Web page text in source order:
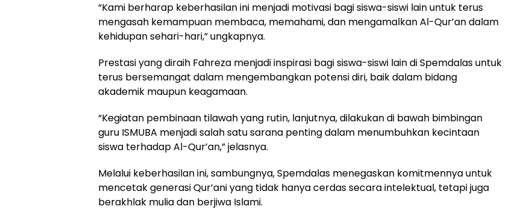
“Kami berharap keberhasilan ini menjadi motivasi bagi siswa-siswi lain untuk terus
mengasah kemampuan membaca, memahami, dan mengamalkan Al-Qur’an dalam
kehidupan sehari-hari,” ungkapnya.
Prestasi yang diraih Fahreza menjadi inspirasi bagi siswa-siswi lain di Spemdalas untuk
terus bersemangat dalam mengembangkan potensi diri, baik dalam bidang
akademik maupun keagamaan.
“Kegiatan pembinaan tilawah yang rutin, lanjutnya, dilakukan di bawah bimbingan
guru ISMUBA menjadi salah satu sarana penting dalam menumbuhkan kecintaan
siswa terhadap Al-Qur’an,” jelasnya.
Melalui keberhasilan ini, sambungnya, Spemdalas menegaskan komitmennya untuk
mencetak generasi Qur’ani yang tidak hanya cerdas secara intelektual, tetapi juga
berakhlak mulia dan berjiwa Islami.